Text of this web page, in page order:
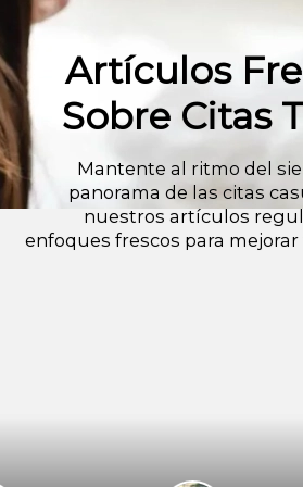
Artículos
Sobre Citas
Mantente al ritmo del
panorama de las citas
nuestros artículos
enfoques frescos para